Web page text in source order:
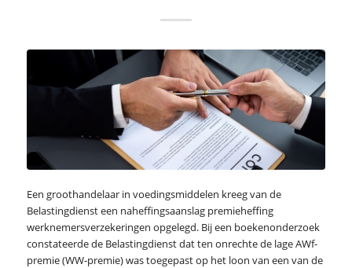
Een groothandelaar in voedingsmiddelen kreeg van de
Belastingdienst een naheffingsaanslag premieheffing
werknemersverzekeringen opgelegd. Bij een boekenonderzoek
constateerde de Belastingdienst dat ten onrechte de lage AWf-
premie (WW-premie) was toegepast op het loon van een van de